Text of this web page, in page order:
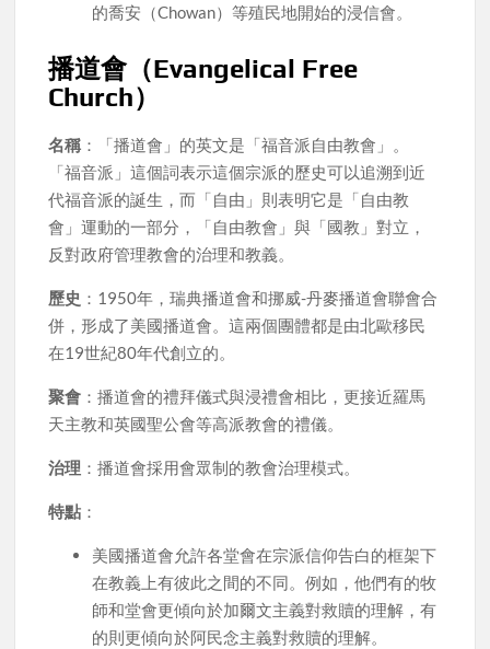
的喬安（Chowan）等殖民地開始的浸信會。
播道會（Evangelical Free
Church）
名稱 ：「播道會」的英文是「福音派自由教會」。
「福音派」這個詞表示這個宗派的歷史可以追溯到近
代福音派的誕生，而「自由」則表明它是「自由教
會」運動的一部分，「自由教會」與「國教」對立，
反對政府管理教會的治理和教義。
歷史 ：1950年，瑞典播道會和挪威-丹麥播道會聯會合
併，形成了美國播道會。這兩個團體都是由北歐移民
在19世紀80年代創立的。
聚會 ：播道會的禮拜儀式與浸禮會相比，更接近羅馬
天主教和英國聖公會等高派教會的禮儀。
治理 ：播道會採用會眾制的教會治理模式。
特點 ：
美國播道會允許各堂會在宗派信仰告白的框架下
在教義上有彼此之間的不同。例如，他們有的牧
師和堂會更傾向於加爾文主義對救贖的理解，有
的則更傾向於阿民念主義對救贖的理解。